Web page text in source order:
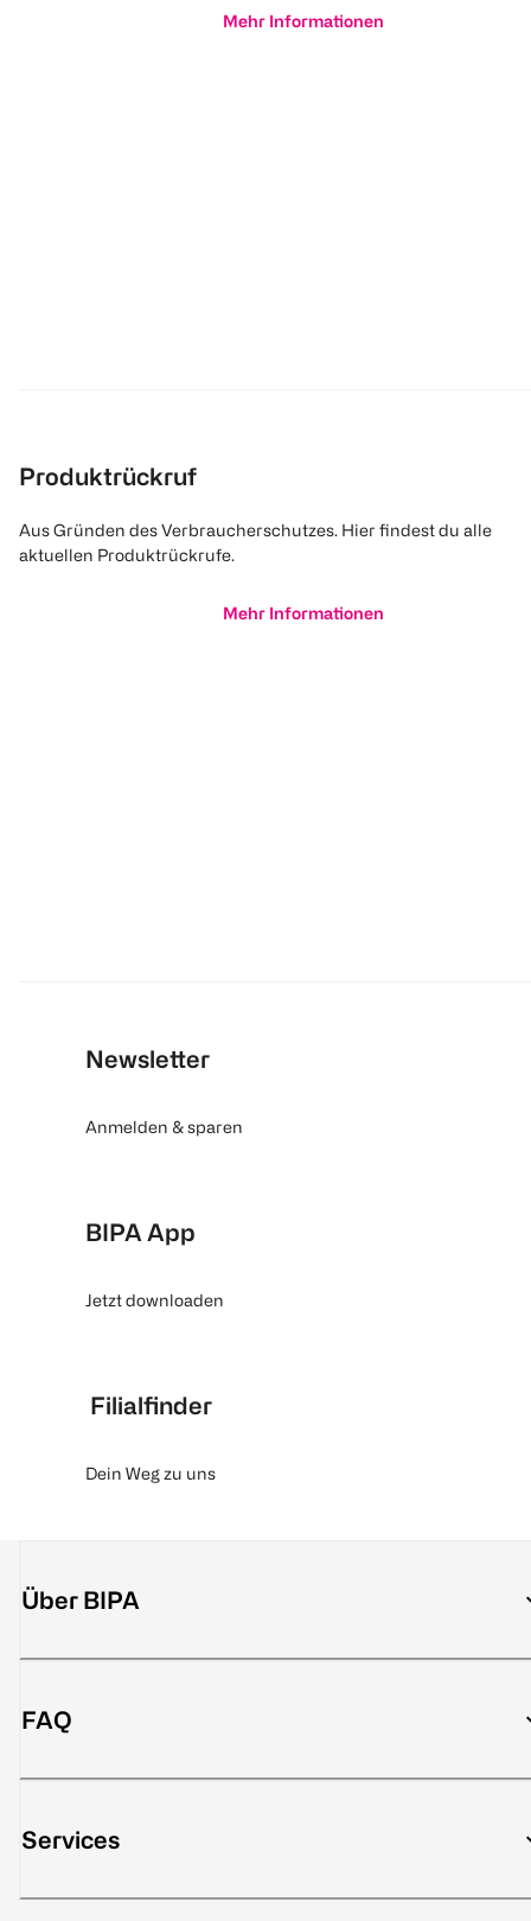
Mehr Informationen
Produktrückruf
Aus Gründen des Verbraucherschutzes. Hier findest du alle
aktuellen Produktrückrufe.
Mehr Informationen
Newsletter
Anmelden & sparen
BIPA App
Jetzt downloaden
Filialfinder
Dein Weg zu uns
Über BIPA
FAQ
Services